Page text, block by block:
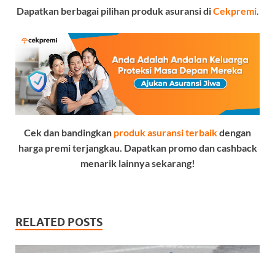
Dapatkan berbagai pilihan produk asuransi diCekpremi.
Cek dan bandingkan produk asuransi terbaikdengan
harga premi terjangkau. Dapatkan promo dan cashback
menarik lainnya sekarang!
RELATED POSTS